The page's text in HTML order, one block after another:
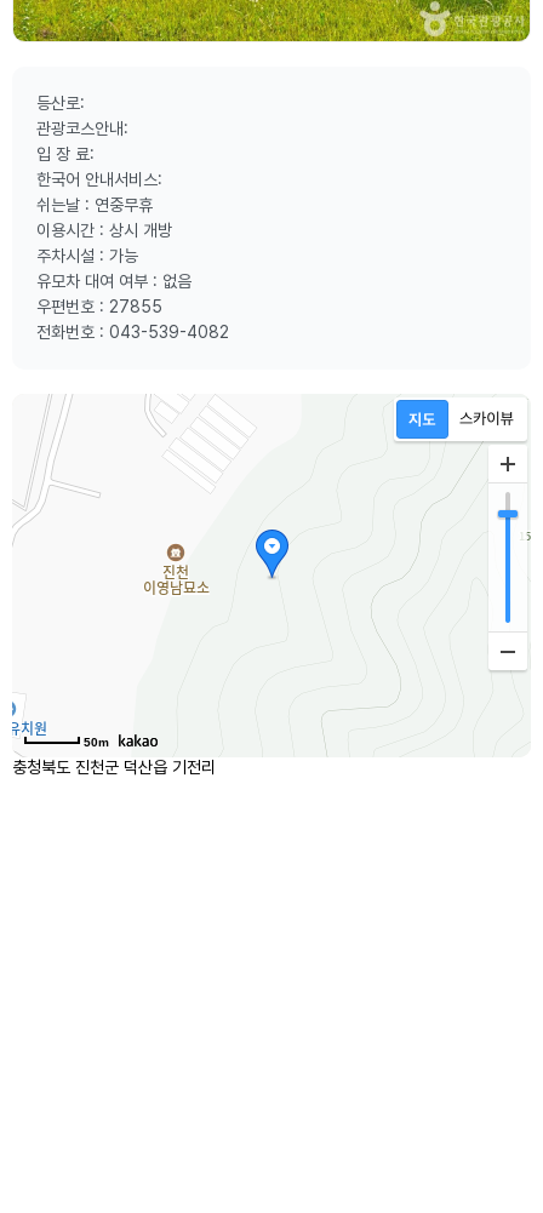
등산로:
관광코스안내:
입 장 료:
한국어 안내서비스:
쉬는날 : 연중무휴
이용시간 : 상시 개방
주차시설 : 가능
유모차 대여 여부 : 없음
우편번호 : 27855
전화번호 : 043-539-4082
50m
충청북도 진천군 덕산읍 기전리